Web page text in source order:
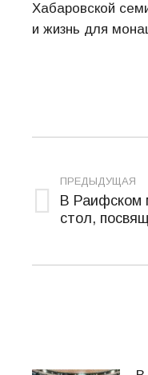
Хабаровской
и жизнь для
по
записям
ПРЕДЫДУЩАЯ
Предыдущая
В Раифском
стол,